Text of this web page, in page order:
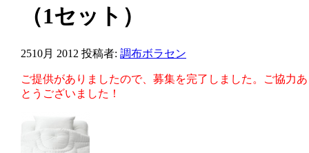
（1セット）
2510月 2012 投稿者: 調布ボラセン
ご提供がありましたので、募集を完了しました。ご協力
とうございました！